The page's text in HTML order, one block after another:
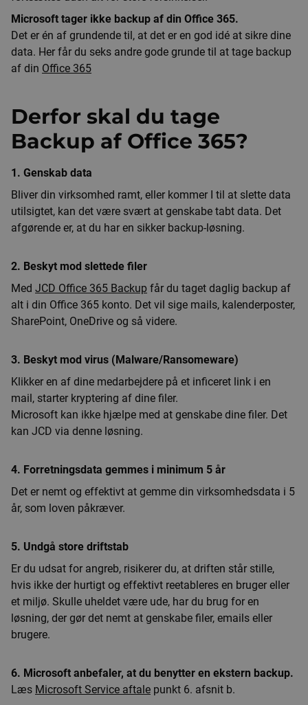
Microsoft tager ikke backup af din Office 365.
Det er én af grundende til, at det er en god idé at sikre dine
data. Her får du seks andre gode grunde til at tage backup
af din Office 365
Derfor skal du tage
Backup af Office 365?
1. Genskab data
Bliver din virksomhed ramt, eller kommer I til at slette data
utilsigtet, kan det være svært at genskabe tabt data. Det
afgørende er, at du har en sikker backup-løsning.
2. Beskyt mod slettede filer
Med JCD Office 365 Backup får du taget daglig backup af
alt i din Office 365 konto. Det vil sige mails, kalenderposter,
SharePoint, OneDrive og så videre.
3. Beskyt mod virus (Malware/Ransomeware)
Klikker en af dine medarbejdere på et inficeret link i en
mail, starter kryptering af dine filer.
Microsoft kan ikke hjælpe med at genskabe dine filer. Det
kan JCD via denne løsning.
4. Forretningsdata gemmes i minimum 5 år
Det er nemt og effektivt at gemme din virksomhedsdata i 5
år, som loven påkræver.
5. Undgå store driftstab
Er du udsat for angreb, risikerer du, at driften står stille,
hvis ikke der hurtigt og effektivt reetableres en bruger eller
et miljø. Skulle uheldet være ude, har du brug for en
løsning, der gør det nemt at genskabe filer, emails eller
brugere.
6. Microsoft anbefaler, at du benytter en ekstern backup.
Læs Microsoft Service aftale punkt 6. afsnit b.